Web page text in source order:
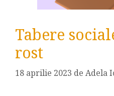
Tabere
rost
18 aprilie 2023 de Adela